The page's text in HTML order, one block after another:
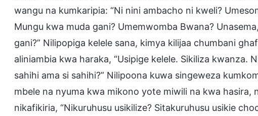
wangu na kumkaripia: “Ni nini ambacho ni kweli?
Mungu kwa muda gani? Umemwomba Bwana?
gani?” Nilipopiga kelele sana, kimya kilijaa chumbani
aliniambia kwa haraka, “Usipige kelele. Sikiliza kwanza.
sahihi ama si sahihi?” Nilipoona kuwa singeweza
mbele na nyuma kwa mikono yote miwili na kwa hasira,
nikafikiria, “Nikuruhusu usikilize? Sitakuruhusu usikie